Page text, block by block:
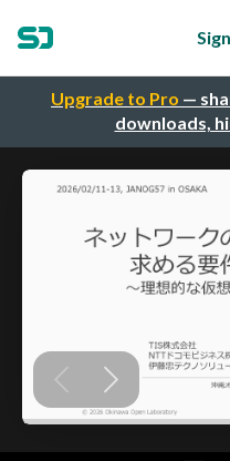
Upgrade to Pro —
downloads,